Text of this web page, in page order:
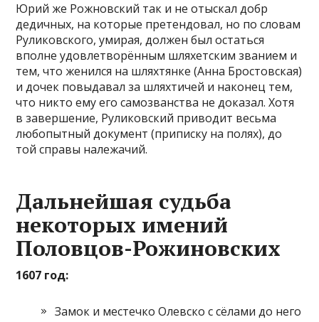
Юрий же Рожновский так и не отыскал добр
дедичных, на которые претендовал, но по словам
Руликовского, умирая, должен был остаться
вполне удовлетворённым шляхетским званием и
тем, что женился на шляхтянке (Анна Бростовская)
и дочек повыдавал за шляхтичей и наконец тем,
что никто ему его самозванства не доказал. Хотя
в завершение, Руликовский приводит весьма
любопытный документ (приписку на полях), до
той справы належачий.
Дальнейшая судьба
некоторых имений
Половцов-Рожиновских
1607 год:
Замок и местечко Олевско с сёлами до него